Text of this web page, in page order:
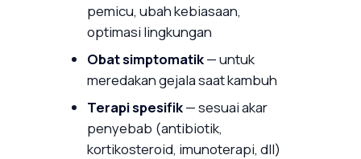
pemicu, ubah kebiasaan,
optimasi lingkungan
Obat simptomatik— untuk
meredakan gejala saat kambuh
Terapi spesifik— sesuai akar
penyebab (antibiotik,
kortikosteroid, imunoterapi, dll)